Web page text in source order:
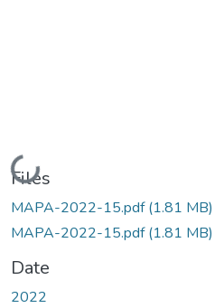
Loading...
Files
MAPA-2022-15.pdf(1.81 MB)
MAPA-2022-15.pdf(1.81 MB)
Date
2022